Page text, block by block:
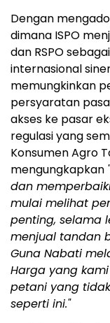
Dengan
dimana ISPO
dan RSPO
internasional
memungkinkan
persyaratan
akses ke pasar
regulasi yang
Konsumen Agro
mengungkapkan
dan
mulai melihat
penting, selama
menjual tandan
Guna Nabati
Harga yang
petani yang
seperti ini."